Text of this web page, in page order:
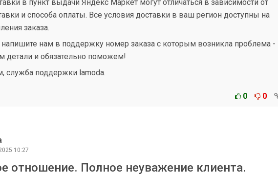
в пункт выдачи Яндекс Маркет могут отличаться в зависимости от
и способа оплаты. Все условия доставки в ваш регион доступны на
заказа.
напишите нам в поддержку номер заказа с которым возникла проблема -
детали и обязательно поможем!
служба поддержки lamoda.
0 0
10:27
отношение. Полное неуважение клиента.